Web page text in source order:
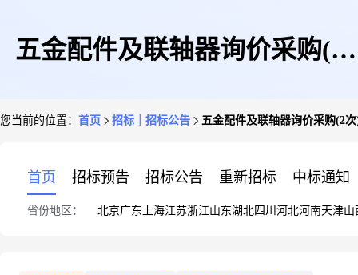
五金配件及联轴器询价采购(2
您当前的位置： 首页 招标｜招标公告 五金配件及联轴器询价采购(2
首页 招标预告 招标公告 重新招标 中标通知
省份地区： 北京广东 上海江苏浙江山东湖北四川 河北河南天津山